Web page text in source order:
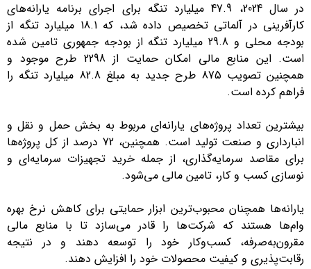
در سال 2024، 47.9 میلیارد تنگه برای اجرای برنامه یارانه‌های
کارآفرینی در آلماتی تخصیص داده شد، که 18.1 میلیارد تنگه از
بودجه محلی و 29.8 میلیارد تنگه از بودجه جمهوری تامین شده
است. این منابع مالی امکان حمایت از 2298 طرح موجود و
همچنین تصویب 875 طرح جدید به مبلغ 82.8 میلیارد تنگه را
فراهم کرده است.
بیشترین تعداد پروژه‌های یارانه‌ای مربوط به بخش حمل و نقل و
انبارداری و صنعت تولید است. همچنین، 72 درصد از کل پروژه‌ها
برای مقاصد سرمایه‌گذاری، از جمله خرید تجهیزات سرمایه‌ای و
نوسازی کسب و کار، تامین مالی می‌شود.
یارانه‌ها همچنان محبوب‌ترین ابزار حمایتی برای کاهش نرخ بهره
وام‌ها هستند که شرکت‌ها را قادر می‌سازد تا با منابع مالی
مقرون‌به‌صرفه، کسب‌وکار خود را توسعه دهند و در نتیجه
رقابت‌پذیری و کیفیت محصولات خود را افزایش دهند.